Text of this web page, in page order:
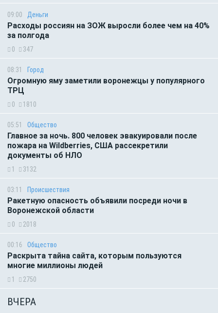
09:00 Деньги
Расходы россиян на ЗОЖ выросли более чем на 40%
за полгода
0 347
08:31 Город
Огромную яму заметили воронежцы у популярного
ТРЦ
0 1810
05:51 Общество
Главное за ночь. 800 человек эвакуировали после
пожара на Wildberries, США рассекретили
документы об НЛО
1 3132
03:11 Происшествия
Ракетную опасность объявили посреди ночи в
Воронежской области
0 2018
00:16 Общество
Раскрыта тайна сайта, которым пользуются
многие миллионы людей
1 2750
ВЧЕРА